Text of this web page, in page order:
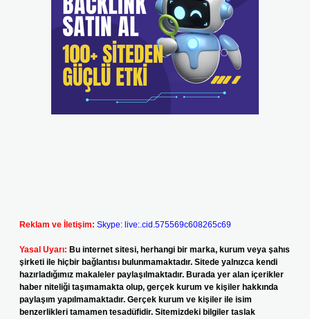
Reklam ve İletişim: Skype: live:.cid.575569c608265c69
Yasal Uyarı: Bu internet sitesi, herhangi bir marka, kurum veya şahıs
şirketi ile hiçbir bağlantısı bulunmamaktadır. Sitede yalnızca kendi
hazırladığımız makaleler paylaşılmaktadır. Burada yer alan içerikler
haber niteliği taşımamakta olup, gerçek kurum ve kişiler hakkında
paylaşım yapılmamaktadır. Gerçek kurum ve kişiler ile isim
benzerlikleri tamamen tesadüfidir. Sitemizdeki bilgiler taslak